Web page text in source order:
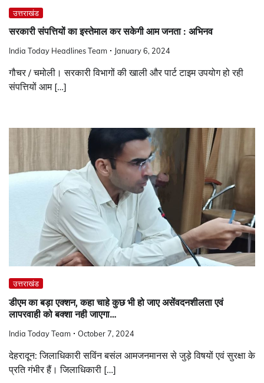
उत्तराखंड
सरकारी संपत्तियों का इस्तेमाल कर सकेगी आम जनता : अभिनव
India Today Headlines Team January 6, 2024
गौचर / चमोली। सरकारी विभागों की खाली और पार्ट टाइम उपयोग हो रही
संपत्तियों आम […]
उत्तराखंड
डीएम का बड़ा एक्शन, कहा चाहे कुछ भी हो जाए असेंवदनशीलता एवं
लापरवाही को बक्शा नही जाएगा…
India Today Team October 7, 2024
देहरादून: जिलाधिकारी सविंन बसंल आमजनमानस से जुड़े विषयों एवं सुरक्षा के
प्रति गंभीर हैं। जिलाधिकारी […]